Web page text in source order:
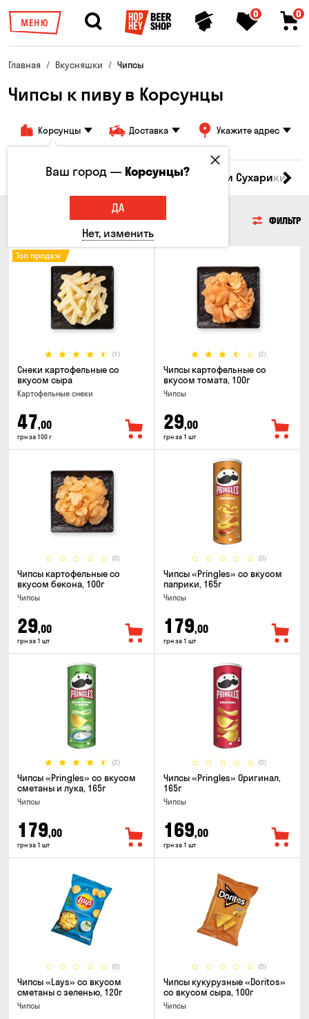
МЕНЮ
0 0
Главная Вкусняшки Чипсы
Чипсы к пиву в Корсунцы
Корсунцы Доставка Укажите адрес
Кукуруза Семечки Чипсы Гренки и Сухарики
ФИЛЬТР
(1)
Топ продаж
Снеки картофельные со
вкусом сыра
Картофельные снеки
47,00
грн за 100 г
(2)
Чипсы картофельные со
вкусом томата, 100г
Чипсы
29,00
грн за 1 шт
(0)
Чипсы картофельные со
вкусом бекона, 100г
Чипсы
29,00
грн за 1 шт
(0)
Чипсы «Pringles» со вкусом
паприки, 165г
Чипсы
179,00
грн за 1 шт
(2)
Чипсы «Pringles» со вкусом
сметаны и лука, 165г
Чипсы
179,00
грн за 1 шт
(0)
Чипсы «Pringles» Оригинал,
165г
Чипсы
169,00
грн за 1 шт
(0)
Чипсы «Lays» со вкусом
сметаны с зеленью, 120г
Чипсы
(0)
Чипсы кукурузные «Doritos»
со вкусом сыра, 100г
Чипсы
Ваш город —Корсунцы?
ДА
Нет, изменить